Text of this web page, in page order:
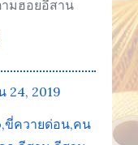
มฮอยอีสาน
24, 2019
ขี่ควายด่อน คน